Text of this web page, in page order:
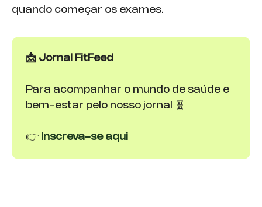
quando começar os exames.
📩 Jornal FitFeed
Para acompanhar o mundo de saúde e
bem-estar pelo nosso jornal 🧬
👉 Inscreva-se aqui